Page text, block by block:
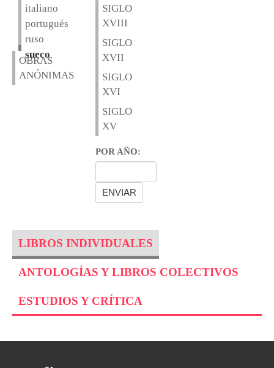
italiano
portugués
ruso
sueco
OBRAS
ANÓNIMAS
SIGLO
XVIII
SIGLO
XVII
SIGLO
XVI
SIGLO
XV
POR AÑO:
LIBROS INDIVIDUALES
ANTOLOGÍAS Y LIBROS COLECTIVOS
ESTUDIOS Y CRÍTICA